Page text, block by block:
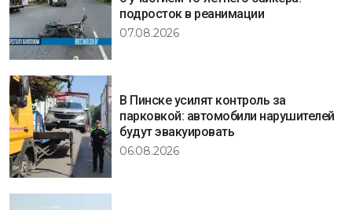
подросток в реанимации
07.08.2026
В Пинске усилят контроль за
парковкой: автомобили нарушителей
будут эвакуировать
06.08.2026